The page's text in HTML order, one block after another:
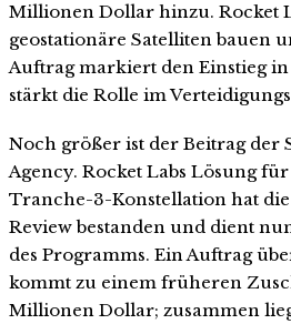
Millionen Dollar hinzu. Rocket
geostationäre Satelliten bauen
Auftrag markiert den Einstieg
stärkt die Rolle im
Noch größer ist der Beitrag der
Agency. Rocket Labs Lösung
Tranche-3-Konstellation hat
Review bestanden und dient
des Programms. Ein Auftrag
kommt zu einem früheren
Millionen Dollar; zusammen